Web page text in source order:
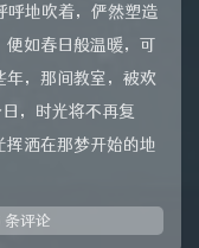
呼地吹着，俨然塑造
如春日般温暖，可
，那间教室，被欢
，时光将不再复
洒在那梦开始的地
条评论